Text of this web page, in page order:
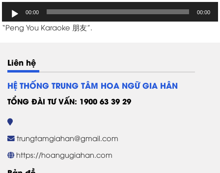
chơi
Audio
00:00 00:00
“Peng You Karaoke 朋友”.
Liên hệ
HỆ THỐNG TRUNG TÂM HOA NGỮ GIA HÂN
TỔNG ĐÀI TƯ VẤN: 1900 63 39 29
trungtamgiahan@gmail.com
https://hoangugiahan.com